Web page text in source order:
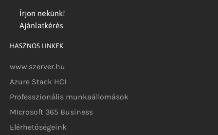
Írjon nekünk!
Ajánlatkérés
HASZNOS LINKEK
www.szerver.hu
Azure Stack HCI
Professzionális munkaállomások
MIcrosoft 365 Business
Elérhetőségeink